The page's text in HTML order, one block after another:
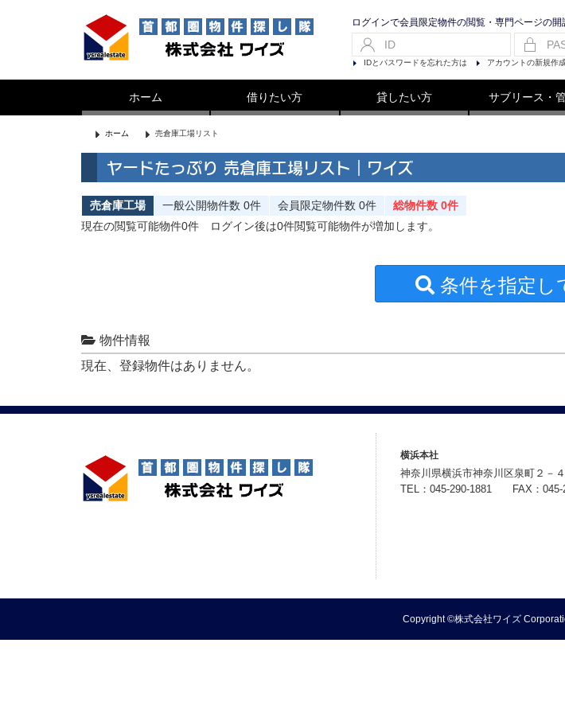
ログインで会員限定物件の閲覧・専門ページの開
IDとパスワードを忘れた方は アカウントの新規作
ホーム 借りたい方 貸したい方 サブリース・
ホーム 売倉庫工場リスト
ヤードたっぷり 売倉庫工場リスト｜ワイズ
売倉庫工場 一般公開物件数 0件 会員限定物件数 0件
総物件数 0件
現在の閲覧可能物件0件
ログイン後は0件閲覧可能物件が増加します。
条件を指定し
物件情報
現在、登録物件はありません。
横浜本社
神奈川県横浜市神奈川区泉町２－
TEL：045-290-1881 FAX：045-
Copyright ©株式会社ワイズ